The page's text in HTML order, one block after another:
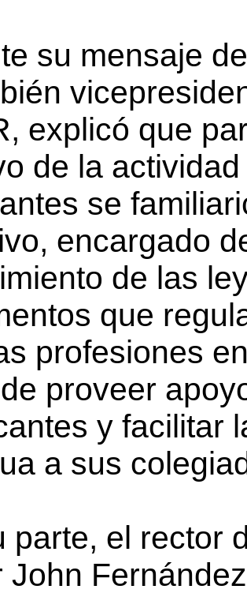
su mensaje
explicó que
de la
se
encargado
de las
que
profesiones
proveer
y facilitar
a sus
parte, el rector
John